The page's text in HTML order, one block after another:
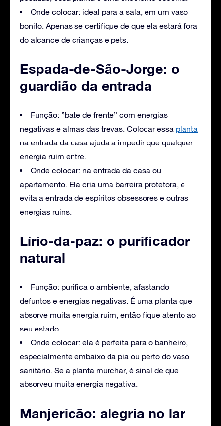
Onde colocar: ideal para a sala, em um vaso
bonito. Apenas se certifique de que ela estará fora
do alcance de crianças e pets.
Espada-de-São-Jorge: o
guardião da entrada
Função: ”bate de frente” com energias
negativas e almas das trevas. Colocar essa planta
na entrada da casa ajuda a impedir que qualquer
energia ruim entre.
Onde colocar: na entrada da casa ou
apartamento. Ela cria uma barreira protetora, e
evita a entrada de espíritos obsessores e outras
energias ruins.
Lírio-da-paz: o purificador
natural
Função: purifica o ambiente, afastando
defuntos e energias negativas. É uma planta que
absorve muita energia ruim, então fique atento ao
seu estado.
Onde colocar: ela é perfeita para o banheiro,
especialmente embaixo da pia ou perto do vaso
sanitário. Se a planta murchar, é sinal de que
absorveu muita energia negativa.
Manjericão: alegria no lar